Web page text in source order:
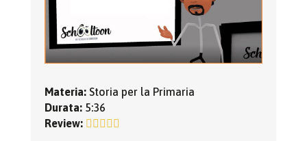
Materia:Storia per la Primaria
Durata:5:36
Review: